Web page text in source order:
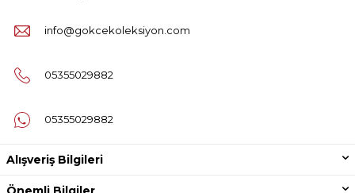
info@gokcekoleksiyon.com
05355029882
05355029882
Alışveriş Bilgileri